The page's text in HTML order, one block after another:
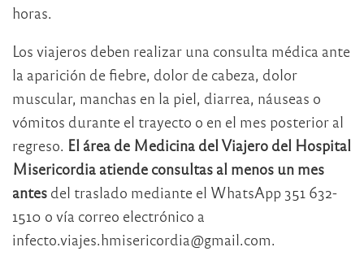
horas.
Los viajeros deben realizar una consulta médica ante
la aparición de fiebre, dolor de cabeza, dolor
muscular, manchas en la piel, diarrea, náuseas o
vómitos durante el trayecto o en el mes posterior al
regreso. El área de Medicina del Viajero del Hospital
Misericordia atiende consultas al menos un mes
antes del traslado mediante el WhatsApp 351 632-
1510 o vía correo electrónico a
infecto.viajes.hmisericordia@gmail.com.